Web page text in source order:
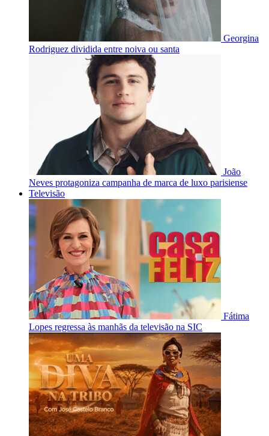
Georgina
Rodriguez dividida entre noiva ou santa
João
Neves protagoniza campanha de marca de luxo parisiense
Televisão
Fátima
Lopes regressa às manhãs da televisão na SIC